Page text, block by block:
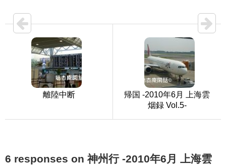
離陸中断
帰国 -2010年6月 上海雲
烟録 Vol.5-
6 responses on 神州行 -2010年6月 上海雲